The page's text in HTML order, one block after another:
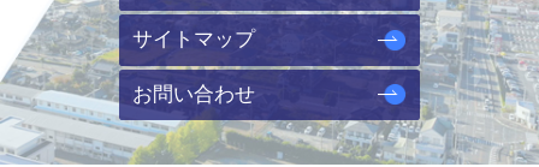
サイトマップ
お問い合わせ